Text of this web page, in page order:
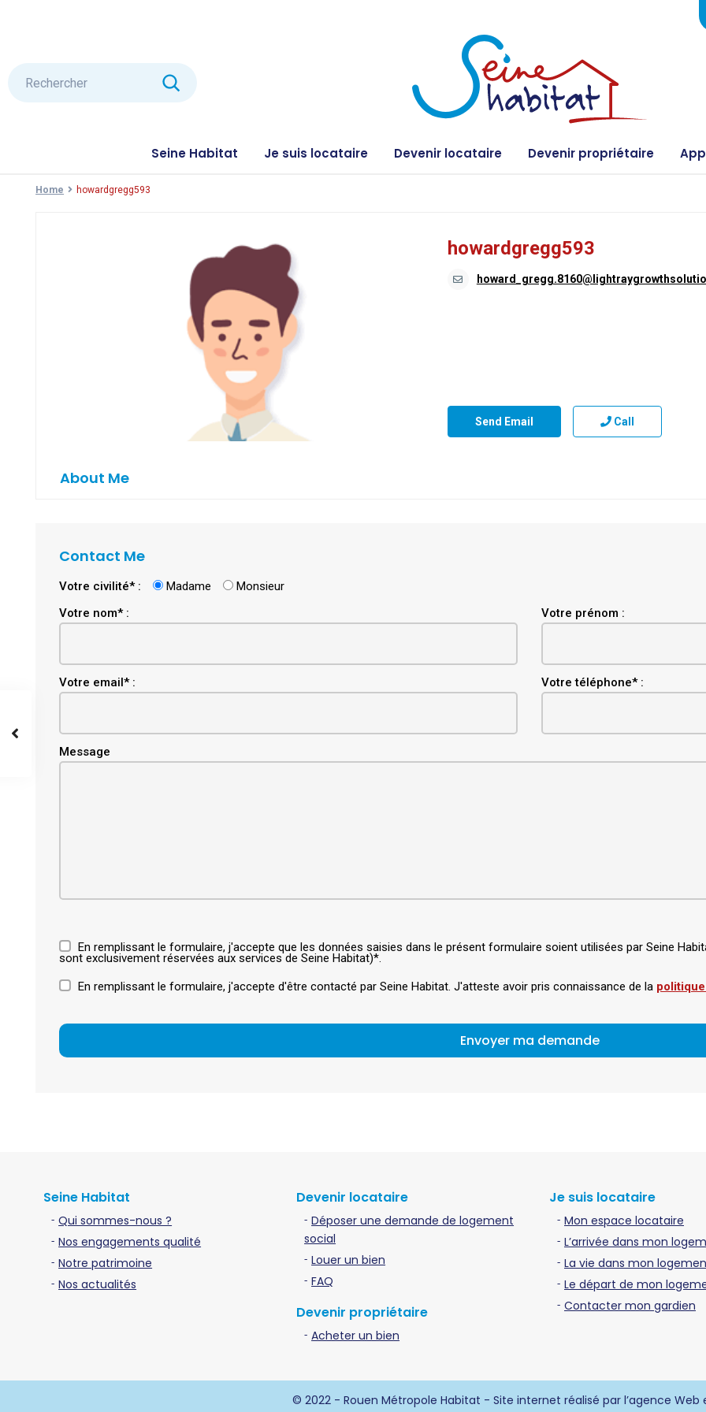
Seine Habitat Je suis locataire Devenir locataire Devenir propriétaire
Home howardgregg593
howardgregg593
Send Email Call
About Me
Contact Me
Votre civilité* : Madame
Monsieur
Votre nom* :
Votre prénom :
Votre email* : Votre téléphone* :
Message
En remplissant le formulaire, j'accepte que les données saisies dans le présent formulaire soient utilisées par Seine
sont exclusivement réservées aux services de Seine Habitat)*.
En remplissant le formulaire, j'accepte d'être contacté par Seine Habitat. J'atteste avoir pris connaissance de la
Seine Habitat
Qui sommes-nous ?
Nos engagements qualité
Notre patrimoine
Nos actualités
Devenir locataire
Déposer une demande de logement
social
Louer un bien
FAQ
Devenir propriétaire
Acheter un bien
Je suis locataire
Mon espace locataire
L’arrivée dans mon
La vie dans mon
Le départ de mon
Contacter mon gardien
© 2022 - Rouen Métropole Habitat - Site internet réalisé par l’agence Web